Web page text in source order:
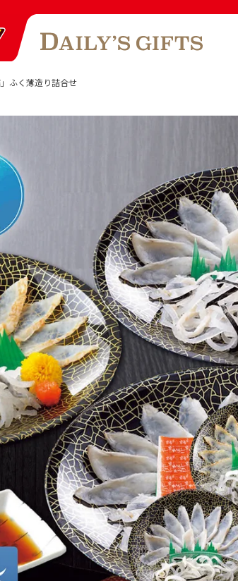
」ふく薄造り詰合せ